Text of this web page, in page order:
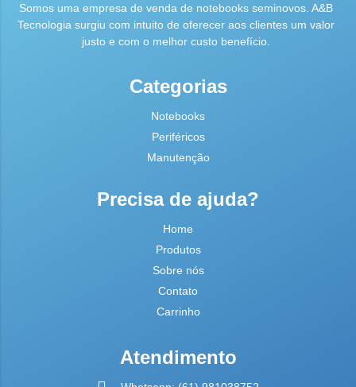
Somos uma empresa de venda de notebooks seminovos. A&B
Tecnologia surgiu com intuito de oferecer aos clientes um valor
justo e com o melhor custo benefício.
Categorias
Notebooks
Periféricos
Manutenção
Precisa de ajuda?
Home
Produtos
Sobre nós
Contato
Carrinho
Atendimento